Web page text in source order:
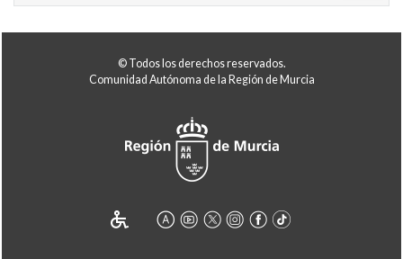
© Todos los derechos reservados.
Comunidad Autónoma de la Región de Murcia